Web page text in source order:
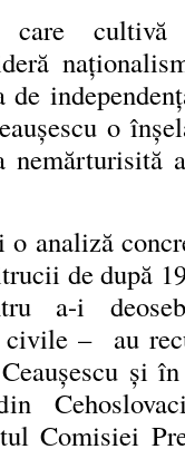
cultivă
o
analiză
de după
a-i
civile – au
și
Comisiei